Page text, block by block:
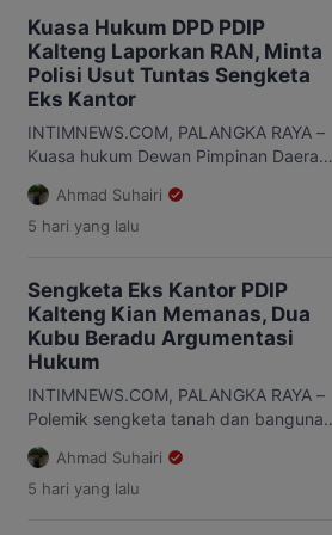
Kuasa Hukum DPD PDIP
Kalteng Laporkan RAN, Minta
Polisi Usut Tuntas Sengketa
Eks Kantor
INTIMNEWS.COM, PALANGKA RAYA –
Kuasa hukum Dewan Pimpinan Daerah
(DPD) PDI Perjuangan Kalimantan
Tengah (Kalteng), Ziburahman
menyebut, laporan yang disampaikan
mengarah kepada seseorang berinisial
RAN. Meski demikian, ia menegaskan
penyebutan inisial dilakukan dengan
tetap mengedepankan asas praduga
tak bersalah. “Kami tidak menyebut
nama lengkap […]
Ahmad Suhairi
5 hari yang lalu
Sengketa Eks Kantor PDIP
Kalteng Kian Memanas, Dua
Kubu Beradu Argumentasi
Hukum
INTIMNEWS.COM, PALANGKA RAYA –
Polemik sengketa tanah dan bangunan
eks Kantor Dewan Pimpinan Daerah
(DPD) PDI Perjuangan Kalimantan
Tengah (Kalteng) terus berlanjut.
Ahmad Suhairi
5 hari yang lalu